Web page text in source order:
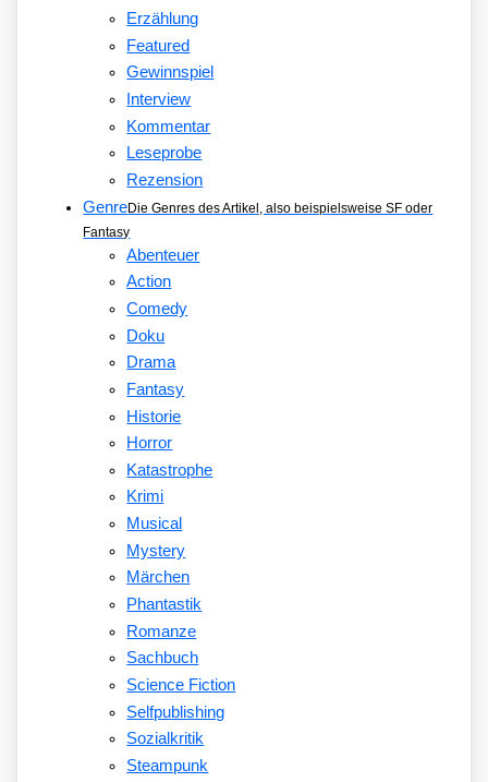
Erzählung
Featured
Gewinnspiel
Interview
Kommentar
Leseprobe
Rezension
GenreDie Genres des Artikel, also beispielsweise SF oder
Fantasy
Abenteuer
Action
Comedy
Doku
Drama
Fantasy
Historie
Horror
Katastrophe
Krimi
Musical
Mystery
Märchen
Phantastik
Romanze
Sachbuch
Science Fiction
Selfpublishing
Sozialkritik
Steampunk